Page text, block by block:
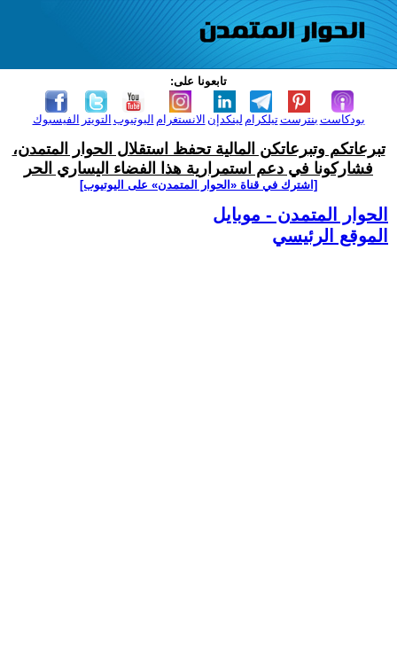
تابعونا على:
الفيسبوك التويتر اليوتيوب الانستغرام لينكدإن تيلكرامبنترست بودكاست
تبرعاتكم وتبرعاتكن المالية تحفظ استقلال الحوار المتمدن،
فشاركونا في دعم استمرارية هذا الفضاء اليساري الحر
[اشترك في قناة ‫«الحوار المتمدن» على اليوتيوب]
الحوار المتمدن - موبايل
الموقع الرئيسي